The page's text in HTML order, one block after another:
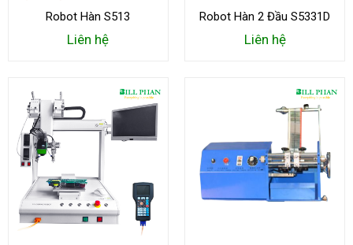
Robot Hàn S513
Liên hệ
Robot Hàn 2 Đầu S5331D
Liên hệ